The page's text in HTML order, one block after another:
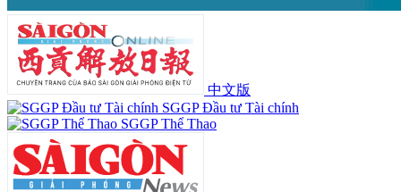
中文版
SGGP Đầu tư Tài chính
SGGP Thể Thao